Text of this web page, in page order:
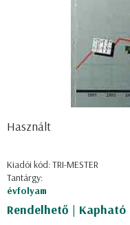
Használt
Kiadói kód: TRI-MESTER
Tantárgy:
évfolyam
Rendelhető | Kapható